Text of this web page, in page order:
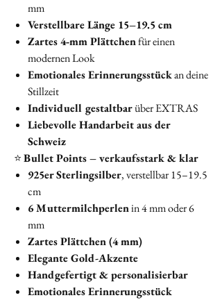
mm
Verstellbare Länge 15–19.5 cm
Zartes 4‑mm Plättchenfür einen
modernen Look
Emotionales Erinnerungsstückan deine
Stillzeit
Individuell gestaltbarüber EXTRAS
Liebevolle Handarbeit aus der
Schweiz
⭐Bullet Points – verkaufsstark & klar
925er Sterlingsilber, verstellbar 15–19.5
cm
6 Muttermilchperlenin 4 mm oder 6
mm
Zartes Plättchen (4 mm)
Elegante Gold-Akzente
Handgefertigt & personalisierbar
Emotionales Erinnerungsstück